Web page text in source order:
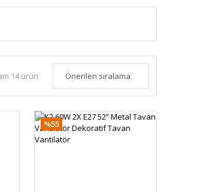
14 ürün
%55